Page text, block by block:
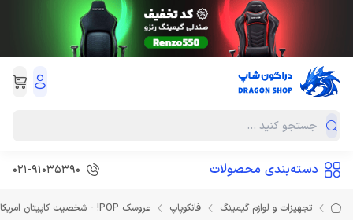
دسته‌بندی محصولات 021-91035390
تجهیزات و لوازم گیمینگ فانکوپاپ عروسک POP! - شخصیت کاپیتان امریکا از اونجرز Captain America